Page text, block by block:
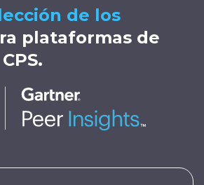
de los
plataformas de